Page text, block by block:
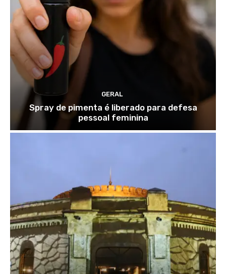
GERAL
Spray de pimenta é liberado para defesa
pessoal feminina